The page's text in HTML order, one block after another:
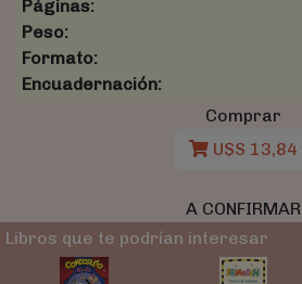
Páginas:
Peso:
Formato:
Encuadernación:
Comprar
U$S 13,84
A CONFIRMAR
Libros que te podrían interesar